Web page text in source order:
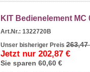
KIT Bedienelement MC
Art.Nr.: 1322720B
Unser bisheriger Preis263,47
Jetzt nur202,87 €
Sie sparen60,60 €